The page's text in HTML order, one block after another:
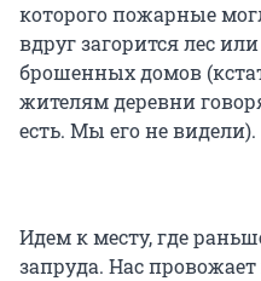
которого пожарные
вдруг загорится лес
брошенных домов
жителям деревни
есть. Мы его не видели).
Идем к месту, где
запруда. Нас